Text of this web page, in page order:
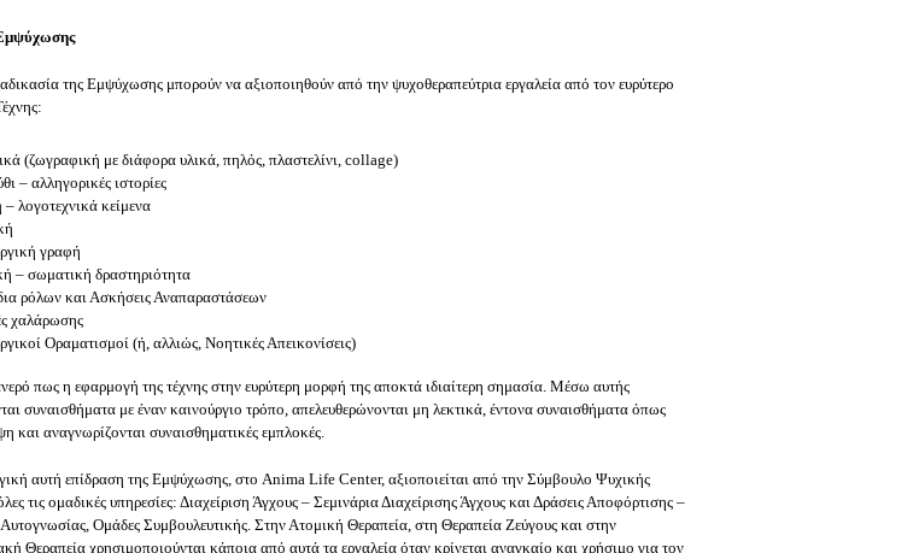
της Εμψύχωσης μπορούν να αξιοποιηθούν από την ψυχοθεραπεύτρια εργαλεία από τον ευρύτερο
(ζωγραφική με διάφορα υλικά, πηλός, πλαστελίνι, collage)
– αλληγορικές ιστορίες
λογοτεχνικά κείμενα
γραφή
– σωματική δραστηριότητα
ρόλων και Ασκήσεις Αναπαραστάσεων
χαλάρωσης
Οραματισμοί (ή, αλλιώς, Νοητικές Απεικονίσεις)
πως η εφαρμογή της τέχνης στην ευρύτερη μορφή της αποκτά ιδιαίτερη σημασία. Μέσω αυτής
συναισθήματα με έναν καινούργιο τρόπο, απελευθερώνονται μη λεκτικά, έντονα συναισθήματα όπως
και αναγνωρίζονται συναισθηματικές εμπλοκές.
αυτή επίδραση της Εμψύχωσης, στο Anima Life Center, αξιοποιείται από την Σύμβουλο Ψυχικής
τις ομαδικές υπηρεσίες: Διαχείριση Άγχους – Σεμινάρια Διαχείρισης Άγχους και Δράσεις Αποφόρτισης –
Ομάδες Συμβουλευτικής. Στην Ατομική Θεραπεία, στη Θεραπεία Ζεύγους και στην
Θεραπεία χρησιμοποιούνται κάποια από αυτά τα εργαλεία όταν κρίνεται αναγκαίο και χρήσιμο για τον